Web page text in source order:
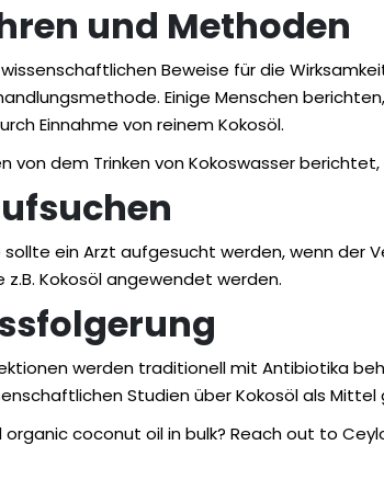
und Methoden
Beweise für die
Einige Menschen
Einnahme von reinem Kokosöl.
von dem Trinken von Kokoswasser
sollte ein Arzt aufgesucht werden, wenn
z.B. Kokosöl angewendet werden.
werden traditionell mit Antibiotika
Studien über Kokosöl als
organic coconut oilin bulk? Reach out to